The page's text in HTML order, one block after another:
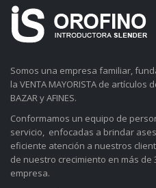
Somos una empresa familiar,
la VENTA MAYORISTA de artículos
BAZAR y AFINES.
Conformamos un equipo de
servicio, enfocadas a brindar
eficiente atención a nuestros
de nuestro crecimiento en más de
empresa.